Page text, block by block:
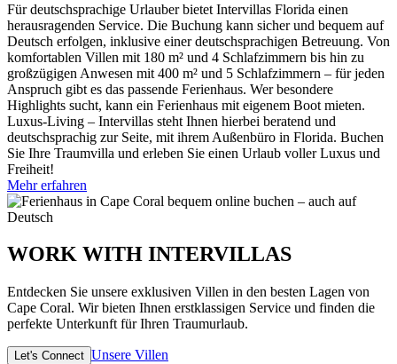
Für deutschsprachige Urlauber bietet Intervillas Florida einen
herausragenden Service. Die Buchung kann sicher und bequem auf
Deutsch erfolgen, inklusive einer deutschsprachigen Betreuung. Von
komfortablen Villen mit 180 m² und 4 Schlafzimmern bis hin zu
großzügigen Anwesen mit 400 m² und 5 Schlafzimmern – für jeden
Anspruch gibt es das passende Ferienhaus. Wer besondere
Highlights sucht, kann ein Ferienhaus mit eigenem Boot mieten.
Luxus-Living – Intervillas steht Ihnen hierbei beratend und
deutschsprachig zur Seite, mit ihrem Außenbüro in Florida. Buchen
Sie Ihre Traumvilla und erleben Sie einen Urlaub voller Luxus und
Freiheit!
Mehr erfahren
WORK WITH INTERVILLAS
Entdecken Sie unsere exklusiven Villen in den besten Lagen von
Cape Coral. Wir bieten Ihnen erstklassigen Service und finden die
perfekte Unterkunft für Ihren Traumurlaub.
Let's Connect Unsere Villen